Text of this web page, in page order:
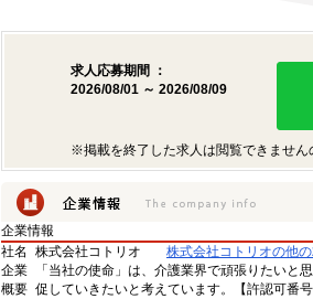
求人応募期間 ：
2026/08/01 ～ 2026/08/09
※掲載を終了した求人は閲覧できません
企業情報
社名
株式会社コトリオ
株式会社コトリオの他
企業
概要
「当社の使命」は、介護業界で頑張りたい
促していきたいと考えています。【許認可